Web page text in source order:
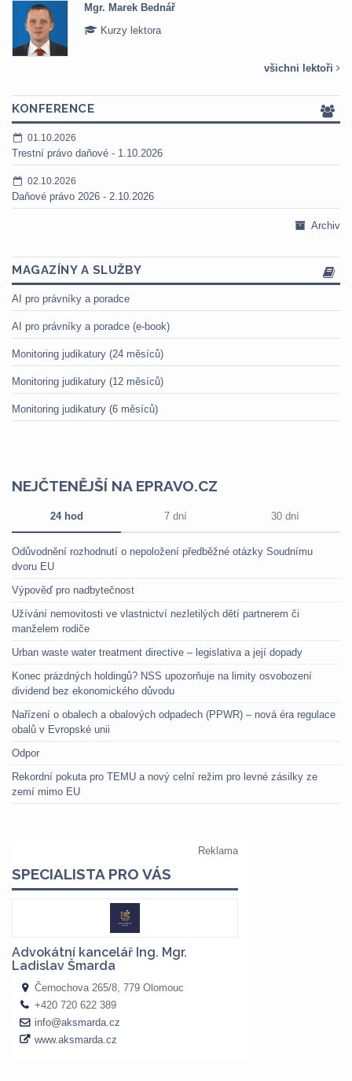
Mgr. Marek Bednář
Kurzy lektora
všichni lektoři
KONFERENCE
01.10.2026
Trestní právo daňové - 1.10.2026
02.10.2026
Daňové právo 2026 - 2.10.2026
Archiv
MAGAZÍNY A SLUŽBY
AI pro právníky a poradce
AI pro právníky a poradce (e-book)
Monitoring judikatury (24 měsíců)
Monitoring judikatury (12 měsíců)
Monitoring judikatury (6 měsíců)
NEJČTENĚJŠÍ NA EPRAVO.CZ
24 hod 7 dní 30 dní
Odůvodnění rozhodnutí o nepoložení předběžné otázky Soudnímu
dvoru EU
Výpověď pro nadbytečnost
Užívání nemovitosti ve vlastnictví nezletilých dětí partnerem či
manželem rodiče
Urban waste water treatment directive – legislativa a její dopady
Konec prázdných holdingů? NSS upozorňuje na limity osvobození
dividend bez ekonomického důvodu
Nařízení o obalech a obalových odpadech (PPWR) – nová éra regulace
obalů v Evropské unii
Odpor
Rekordní pokuta pro TEMU a nový celní režim pro levné zásilky ze
zemí mimo EU